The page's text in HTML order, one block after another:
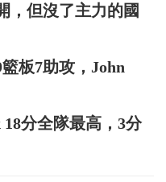
，但沒了主力的國
板7助攻，John
分全隊最高，3分